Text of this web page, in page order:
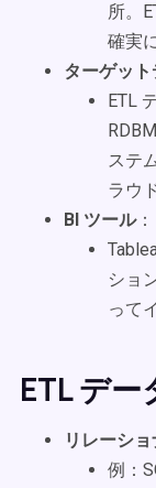
所。
確実
ターゲッ
ETL
ステ
ラウ
BI ツール：
ショ
って
ETL デ
リレーシ
例：